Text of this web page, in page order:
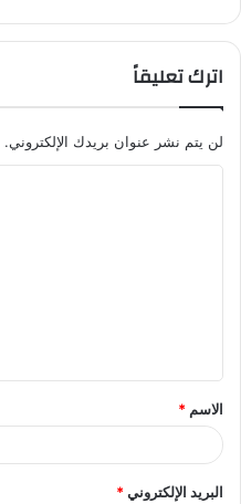
اترك تعليقاً
لن يتم نشر عنوان بريدك الإلكتروني.
ق
*
الاسم *
البريد الإلكتروني*